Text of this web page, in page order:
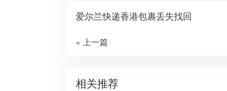
爱尔兰快递香港包裹丢失找回​
« 上一篇
相关推荐